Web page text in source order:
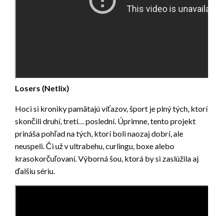
Losers (Netlix)
Hoci si kroniky pamätajú víťazov, šport je plný tých, ktorí
skončili druhí, tretí… poslední. Úprimne, tento projekt
prináša pohľad na tých, ktorí boli naozaj dobrí, ale
neuspeli. Či už v ultrabehu, curlingu, boxe alebo
krasokorčuľovaní. Výborná šou, ktorá by si zaslúžila aj
ďalšiu sériu.